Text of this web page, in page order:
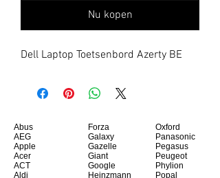
Nu kopen
Dell Laptop Toetsenbord Azerty BE
Abus
AEG
Apple
Acer
ACT
Aldi
Forza
Galaxy
Gazelle
Giant
Google
Heinzmann
Oxford
Panasonic
Pegasus
Peugeot
Phylion
Popal